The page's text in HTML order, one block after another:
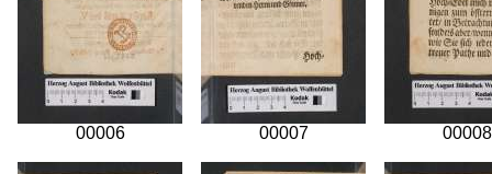
00006 00007 00008